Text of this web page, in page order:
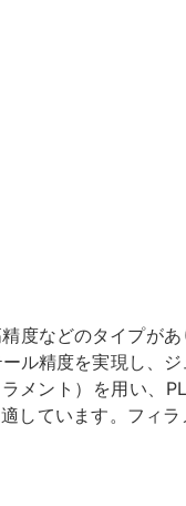
度などのタイプがあ
ル精度を実現し、ジ
メント）を用い、
しています。フィラ